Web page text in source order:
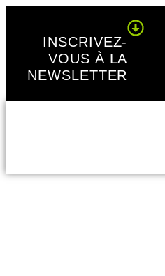
Panneau de gestion des
INSCRIVEZ-
VOUS À LA
NEWSLETTER